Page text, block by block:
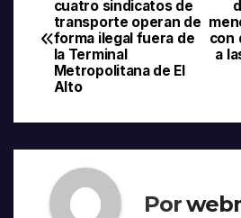
de
entradas
con
a
cuatro sindicatos de
transporte operan de
forma ilegal fuera de
la Terminal
Metropolitana de El
Alto
Por